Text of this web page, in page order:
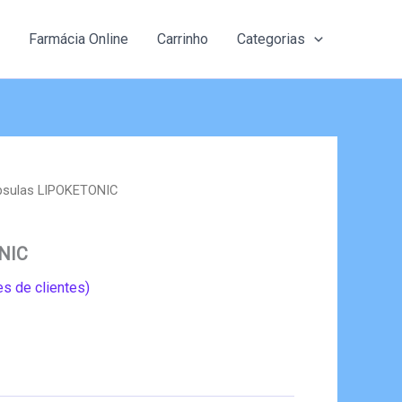
Farmácia Online Carrinho Categorias
LIPOKETONIC
de clientes)